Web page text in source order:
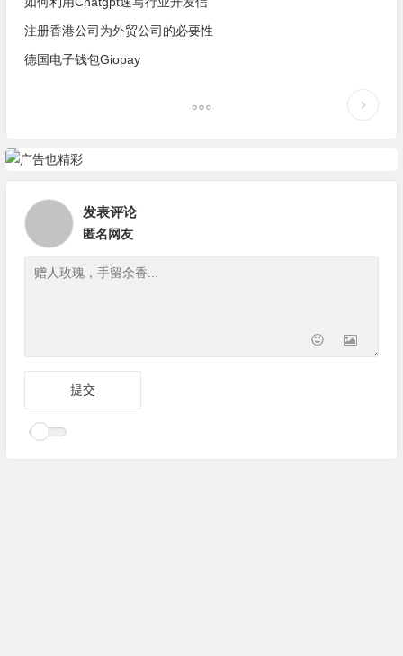
注册香港公司为外贸公司的必要性
德国电子钱包Giopay
发表评论
匿名网友